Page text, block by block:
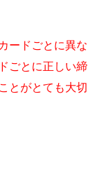
ードごとに異な
ごとに正しい締
とがとても大切